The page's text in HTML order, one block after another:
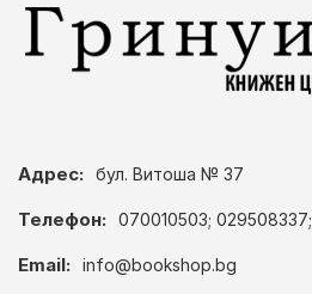
Адрес: бул. Витоша № 37
Телефон: 070010503; 029508337;
Email: info@bookshop.bg